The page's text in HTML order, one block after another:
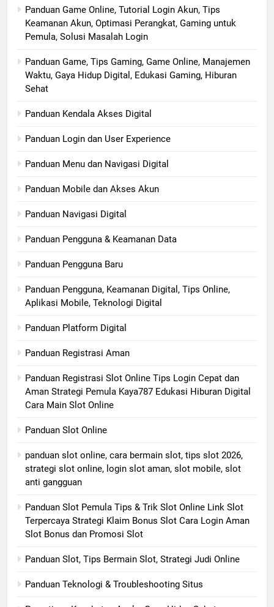
Panduan Game Online, Tutorial Login Akun, Tips
Keamanan Akun, Optimasi Perangkat, Gaming untuk
Pemula, Solusi Masalah Login
Panduan Game, Tips Gaming, Game Online, Manajemen
Waktu, Gaya Hidup Digital, Edukasi Gaming, Hiburan
Sehat
Panduan Kendala Akses Digital
Panduan Login dan User Experience
Panduan Menu dan Navigasi Digital
Panduan Mobile dan Akses Akun
Panduan Navigasi Digital
Panduan Pengguna & Keamanan Data
Panduan Pengguna Baru
Panduan Pengguna, Keamanan Digital, Tips Online,
Aplikasi Mobile, Teknologi Digital
Panduan Platform Digital
Panduan Registrasi Aman
Panduan Registrasi Slot Online Tips Login Cepat dan
Aman Strategi Pemula Kaya787 Edukasi Hiburan Digital
Cara Main Slot Online
Panduan Slot Online
panduan slot online, cara bermain slot, tips slot 2026,
strategi slot online, login slot aman, slot mobile, slot
anti gangguan
Panduan Slot Pemula Tips & Trik Slot Online Link Slot
Terpercaya Strategi Klaim Bonus Slot Cara Login Aman
Slot Bonus dan Promosi Slot
Panduan Slot, Tips Bermain Slot, Strategi Judi Online
Panduan Teknologi & Troubleshooting Situs